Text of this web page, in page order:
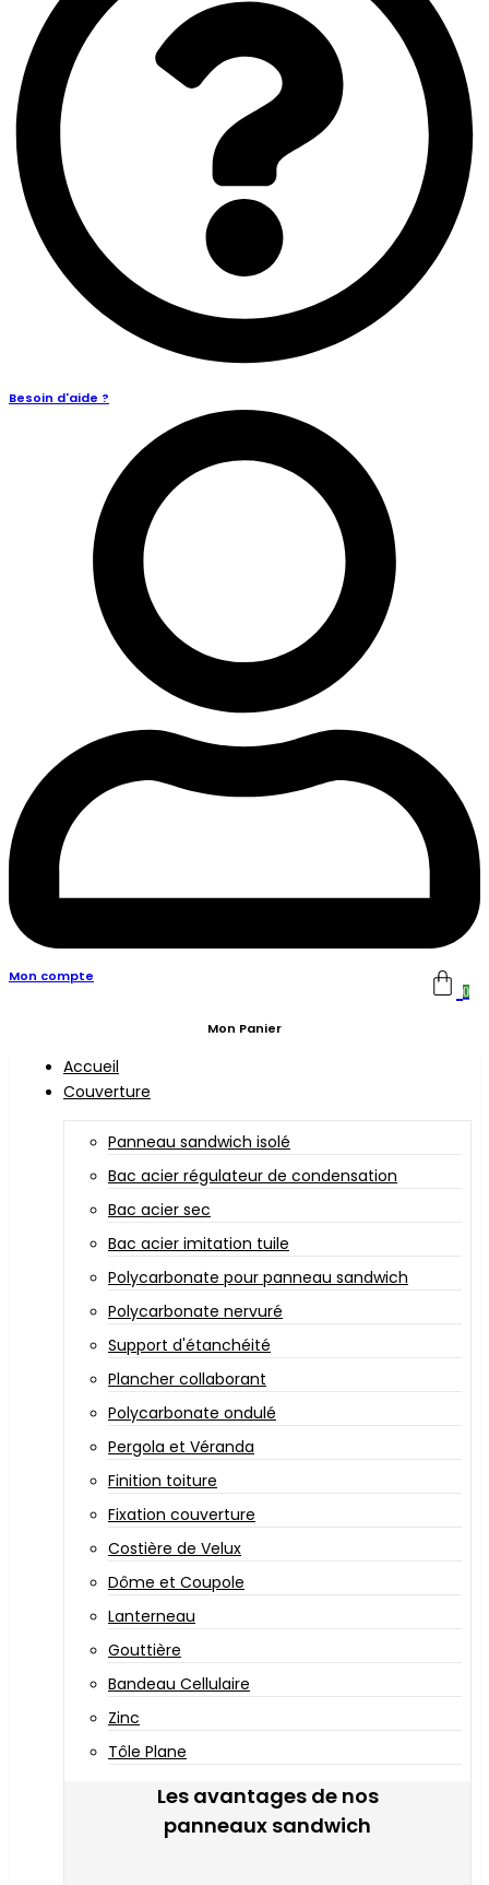
Besoin d'aide ?
Mon compte
0
Mon Panier
Accueil
Couverture
Panneau sandwich isolé
Bac acier régulateur de condensation
Bac acier sec
Bac acier imitation tuile
Polycarbonate pour panneau sandwich
Polycarbonate nervuré
Support d'étanchéité
Plancher collaborant
Polycarbonate ondulé
Pergola et Véranda
Finition toiture
Fixation couverture
Costière de Velux
Dôme et Coupole
Lanterneau
Gouttière
Bandeau Cellulaire
Zinc
Tôle Plane
Les avantages de nos
panneaux sandwich